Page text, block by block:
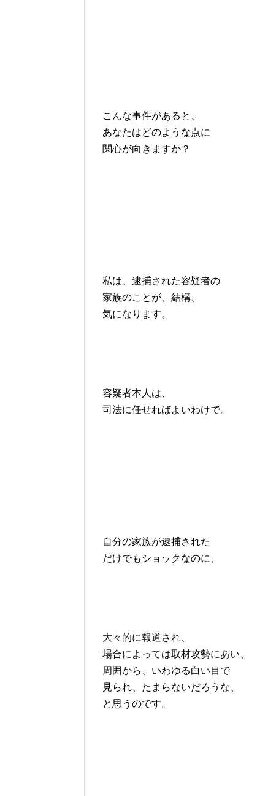
こんな事件があると、
あなたはどのような点に
関心が向きますか？
私は、逮捕された容疑者の
家族のことが、結構、
気になります。
容疑者本人は、
司法に任せればよいわけで。
自分の家族が逮捕された
だけでもショックなのに、
大々的に報道され、
場合によっては取材攻勢にあい、
周囲から、いわゆる白い目で
見られ、たまらないだろうな、
と思うのです。